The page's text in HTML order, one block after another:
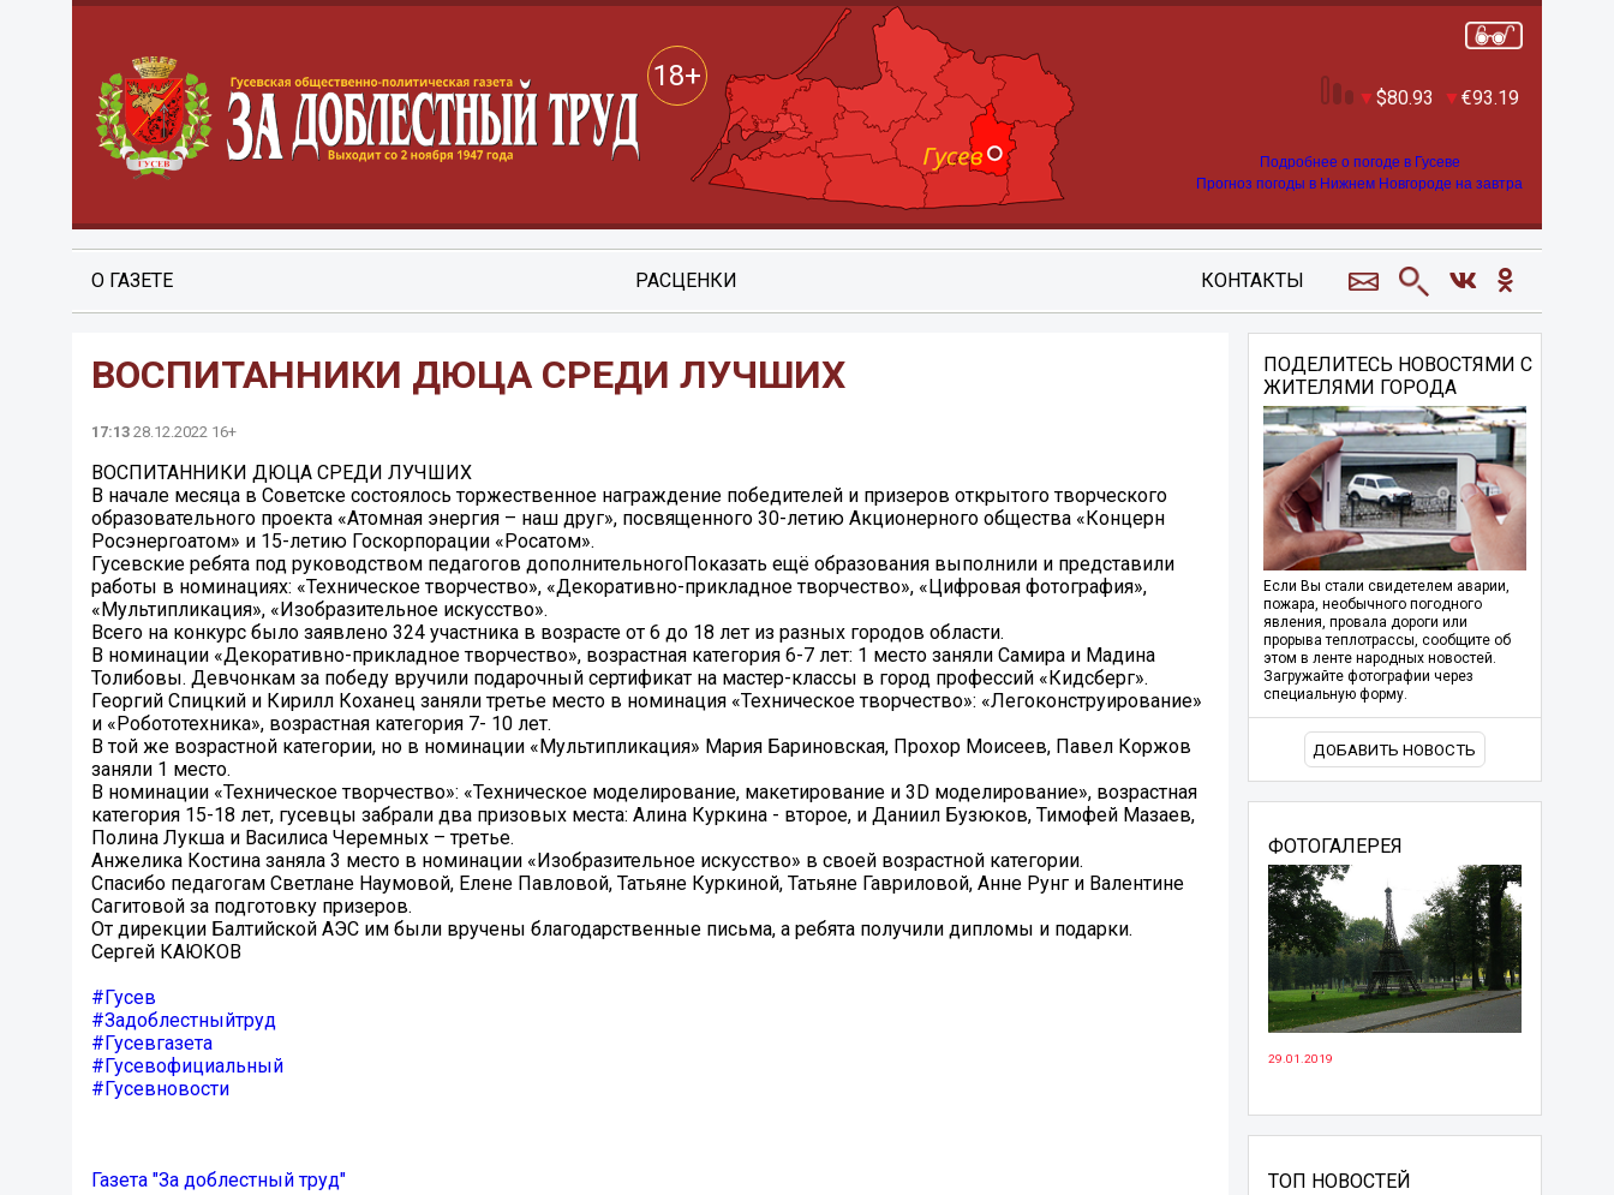
18+
80.93 93.19
Подробнее о погоде в Гусеве
Прогноз погоды в Нижнем Новгороде на завтра
О ГАЗЕТЕ РАСЦЕНКИ КОНТАКТЫ
ВОСПИТАННИКИ ДЮЦА СРЕДИ ЛУЧШИХ
17:13 28.12.2022 16+
ВОСПИТАННИКИ ДЮЦА СРЕДИ ЛУЧШИХ
В начале месяца в Советске состоялось торжественное награждение победителей и призеров открытого творческого
образовательного проекта «Атомная энергия – наш друг», посвященного 30-летию Акционерного общества «Концерн
Росэнергоатом» и 15-летию Госкорпорации «Росатом».
Гусевские ребята под руководством педагогов дополнительногоПоказать ещё образования выполнили и представили
работы в номинациях: «Техническое творчество», «Декоративно-прикладное творчество», «Цифровая фотография»,
«Мультипликация», «Изобразительное искусство».
Всего на конкурс было заявлено 324 участника в возрасте от 6 до 18 лет из разных городов области.
В номинации «Декоративно-прикладное творчество», возрастная категория 6-7 лет: 1 место заняли Самира и Мадина
Толибовы. Девчонкам за победу вручили подарочный сертификат на мастер-классы в город профессий «Кидсберг».
Георгий Спицкий и Кирилл Коханец заняли третье место в номинация «Техническое творчество»: «Легоконструирование»
и «Робототехника», возрастная категория 7- 10 лет.
В той же возрастной категории, но в номинации «Мультипликация» Мария Бариновская, Прохор Моисеев, Павел Коржов
заняли 1 место.
В номинации «Техническое творчество»: «Техническое моделирование, макетирование и 3D моделирование», возрастная
категория 15-18 лет, гусевцы забрали два призовых места: Алина Куркина - второе, и Даниил Бузюков, Тимофей Мазаев,
Полина Лукша и Василиса Черемных – третье.
Анжелика Костина заняла 3 место в номинации «Изобразительное искусство» в своей возрастной категории.
Спасибо педагогам Светлане Наумовой, Елене Павловой, Татьяне Куркиной, Татьяне Гавриловой, Анне Рунг и Валентине
Сагитовой за подготовку призеров.
От дирекции Балтийской АЭС им были вручены благодарственные письма, а ребята получили дипломы и подарки.
Сергей КАЮКОВ
#Гусев
#Задоблестныйтруд
#Гусевгазета
#Гусевофициальный
#Гусевновости
Газета "За доблестный труд"
ПОДЕЛИТЕСЬ НОВОСТЯМИ С
ЖИТЕЛЯМИ ГОРОДА
Если Вы стали свидетелем аварии,
пожара, необычного погодного
явления, провала дороги или
прорыва теплотрассы, сообщите об
этом в ленте народных новостей.
Загружайте фотографии через
специальную форму.
ДОБАВИТЬ НОВОСТЬ
ФОТОГАЛЕРЕЯ
29.01.2019
ТОП НОВОСТЕЙ